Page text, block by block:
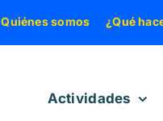
Quiénes somos ¿Qué
Actividades